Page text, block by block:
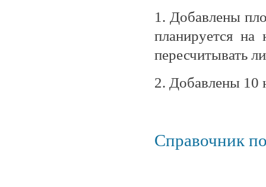
1. Добавлены
планируется на
пересчитывать
2. Добавлены 10
Справочник